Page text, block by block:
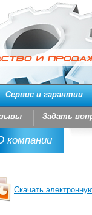
Сервис и гарантии
Задать
компании
Скачать